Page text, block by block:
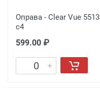
Оправа - Clear Vue 5513
c4
599.00 ₽